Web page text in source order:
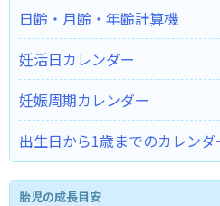
日齢・月齢・年齢計算機
妊活日カレンダー
妊娠周期カレンダー
出生日から1歳までのカレンダ
胎児の成長目安